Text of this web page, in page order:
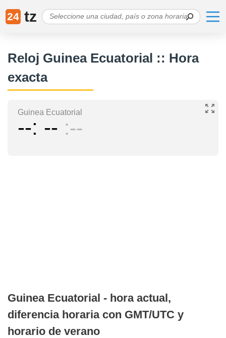
24 tz
Reloj Guinea Ecuatorial :: Hora
exacta
Guinea Ecuatorial
-- -- --
Guinea Ecuatorial - hora actual,
diferencia horaria con GMT/UTC y
horario de verano